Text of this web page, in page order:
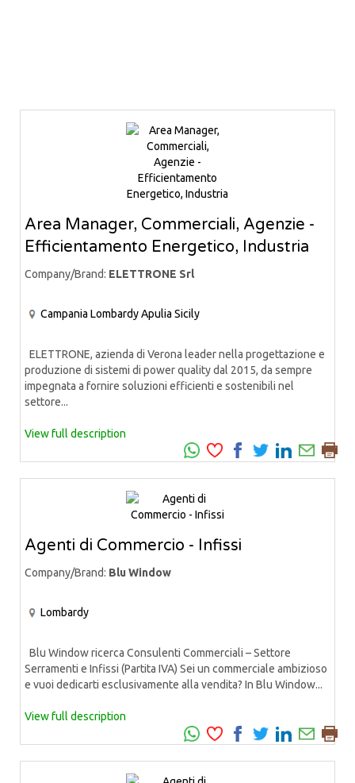
Area Manager, Commerciali, Agenzie -
Efficientamento Energetico, Industria
Company/Brand: ELETTRONE Srl
Campania LombardyApulia Sicily
ELETTRONE, azienda di Verona leader nella progettazione e
produzione di sistemi di power quality dal 2015, da sempre
impegnata a fornire soluzioni efficienti e sostenibili nel
settore...
View full description
Agenti di Commercio - Infissi
Company/Brand: Blu Window
Lombardy
Blu Window ricerca Consulenti Commerciali – Settore
Serramenti e Infissi (Partita IVA) Sei un commerciale ambizioso
e vuoi dedicarti esclusivamente alla vendita? In Blu Window...
View full description